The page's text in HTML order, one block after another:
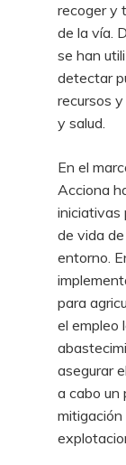
recoger y
de la vía.
se han
detectar
recursos
y salud.
En el
Acciona
iniciativas
de vida
entorno.
para
el empleo
asegurar
a cabo un
mitigación